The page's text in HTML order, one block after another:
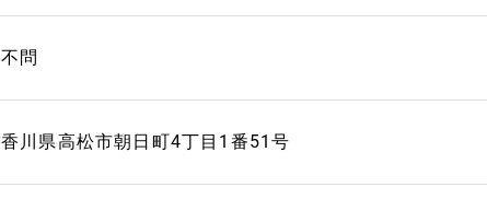
不問
香川県高松市朝日町4丁目1番51号